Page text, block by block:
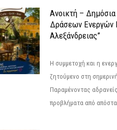
Ανοικτή –
Δράσεων Eνεργών
Αλεξάνδρειας”
Η συμμετοχή και η
ζητούμενο στη
Παραμένοντας
προβλήματα από